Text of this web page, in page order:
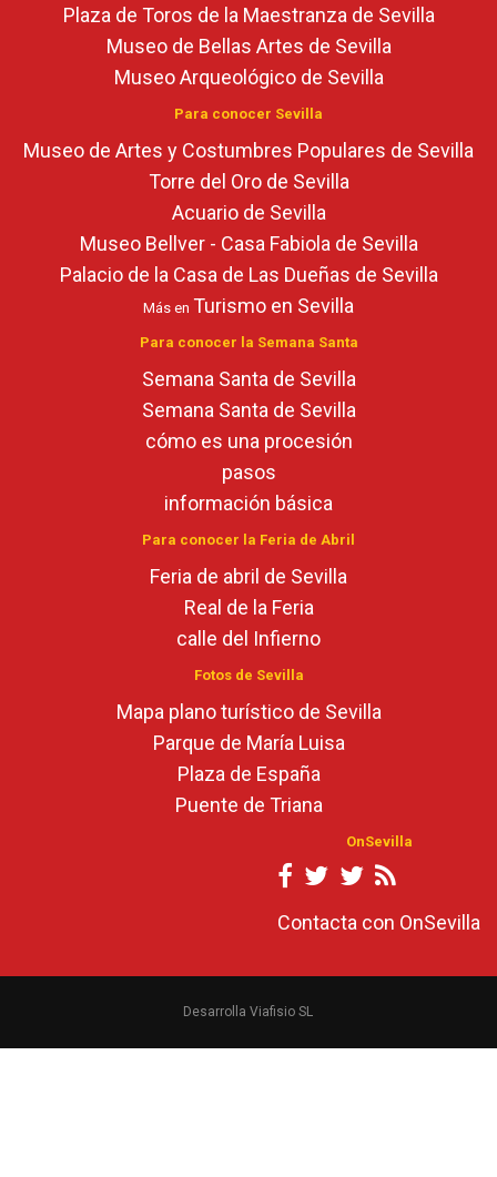
Plaza de Toros de la Maestranza de Sevilla
Museo de Bellas Artes de Sevilla
Museo Arqueológico de Sevilla
Para conocer Sevilla
Museo de Artes y Costumbres Populares de Sevilla
Torre del Oro de Sevilla
Acuario de Sevilla
Museo Bellver - Casa Fabiola de Sevilla
Palacio de la Casa de Las Dueñas de Sevilla
Más en Turismo en Sevilla
Para conocer la Semana Santa
Semana Santa de Sevilla
Semana Santa de Sevilla
cómo es una procesión
pasos
información básica
Para conocer la Feria de Abril
Feria de abril de Sevilla
Real de la Feria
calle del Infierno
Fotos de Sevilla
Mapa plano turístico de Sevilla
Parque de María Luisa
Plaza de España
Puente de Triana
OnSevilla
Contacta con OnSevilla
Desarrolla Viafisio SL